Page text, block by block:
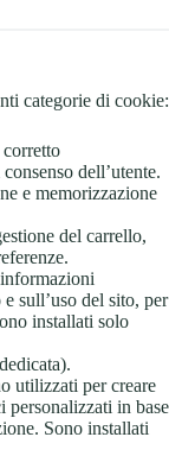
categorie di cookie:
dell’utente.
e memorizzazione
del carrello,
sull’uso del sito, per
installati solo
utilizzati per creare
personalizzati in base
Sono installati